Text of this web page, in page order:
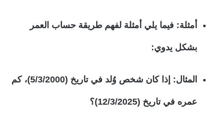
أمثلة: فيما يلي أمثلة لفهم طريقة حساب العمر
بشكل يدوي:
المثال: إذا كان شخص وُلد في تاريخ (5/3/2000)، كم
عمره في تاريخ (12/3/2025)؟